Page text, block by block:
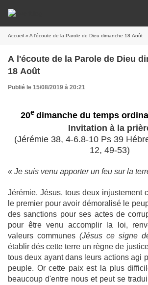
Accueil » A l'écoute de la Parole de Dieu dimanche 18 Août
A l'écoute de la Parole de Dieu
18 Août
Publié le 15/08/2019 à 20:21
20e dimanche du temps
Invitation à la
(Jérémie 38, 4-6.8-10 Ps 39
12, 49-53)
« Je suis venu apporter un feu sur la
Jérémie, Jésus, tous deux injustement
le premier pour avoir démoralisé le
des sanctions pour ses actes de
pour être venu accomplir la loi,
valeurs communes (Jésus ce signe
établir dés cette terre un règne de
tous deux ayant dans leurs actions agi
peuple. Or cette paix est la plus
beaucoup d'entre nous et peut se